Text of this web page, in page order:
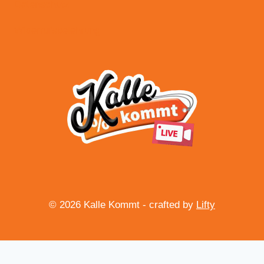
© 2026 Kalle Kommt - crafted by Lifty